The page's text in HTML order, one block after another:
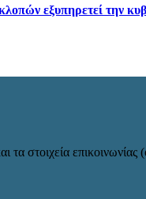
εξυπηρετεί την
στοιχεία